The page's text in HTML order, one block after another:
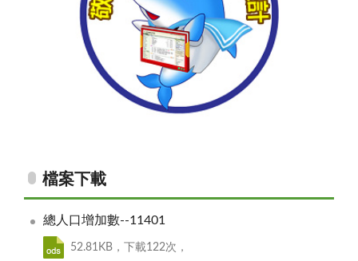
檔案下載
總人口增加數--11401
52.81KB，下載122次，